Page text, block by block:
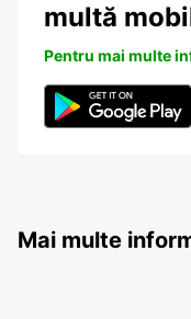
multă
Pentru mai multe
Mai multe